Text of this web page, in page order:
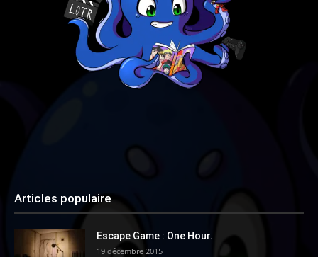
Articles populaire
Escape Game : One Hour.
19 décembre 2015